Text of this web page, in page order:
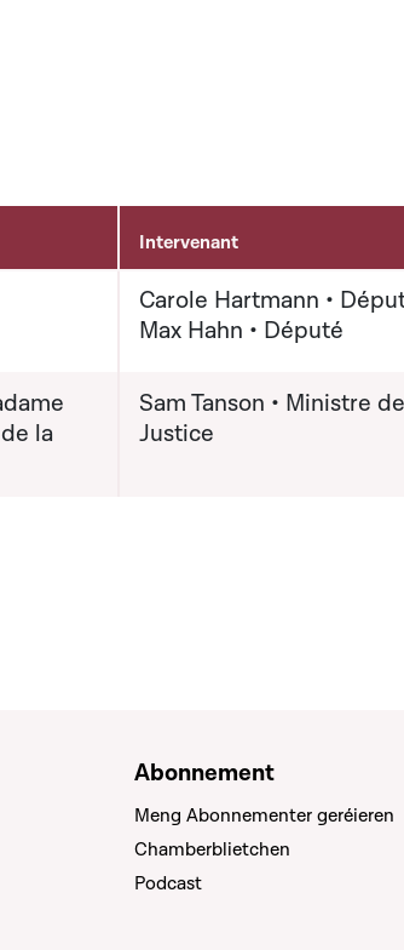
Intervenant
Carole Hartmann •
Max Hahn • Député
la
Sam Tanson • Ministre
Justice
Abonnement
Meng Abonnementer geréieren
Chamberblietchen
Podcast